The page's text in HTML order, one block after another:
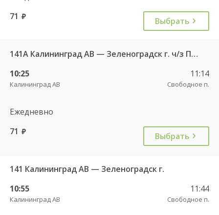
71 руб. Выбрать
141А Калининград АВ — Зеленоградск г. ч/з Петрово п.
10:25
Калининград АВ
11:14
Свободное п.
Ежедневно
71 руб. Выбрать
141 Калининград АВ — Зеленоградск г.
10:55
Калининград АВ
11:44
Свободное п.